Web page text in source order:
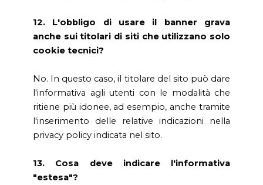
12. L'obbligo di usare il banner grava
anche sui titolari di siti che utilizzano solo
cookie tecnici?
No. In questo caso, il titolare del sito può dare
l'informativa agli utenti con le modalità che
ritiene più idonee, ad esempio, anche tramite
l'inserimento delle relative indicazioni nella
privacy policy indicata nel sito.
13. Cosa deve indicare l'informativa
"estesa"?